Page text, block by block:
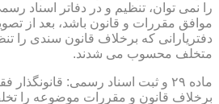
را نمی توان، تنظیم و در دفاتر اسناد
موافق مقررات و قانون باشد، بعد از
دفتریارانی که برخلاف قانون سندی را
متخلف محسوب می شدند.
ماده ۲۹ و ثبت اسناد رسمی:
برخلاف قانون و مقررات موضوعه را